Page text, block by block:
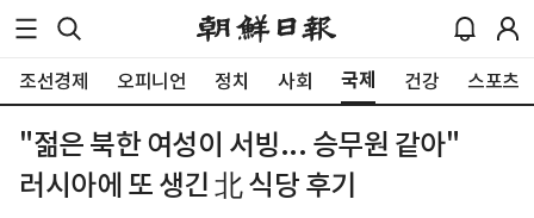
조선경제 오피니언 정치 사회 국제 건강 스포츠
"젊은 북한 여성이 서빙... 승무원 같아"
러시아에 또 생긴 北 식당 후기